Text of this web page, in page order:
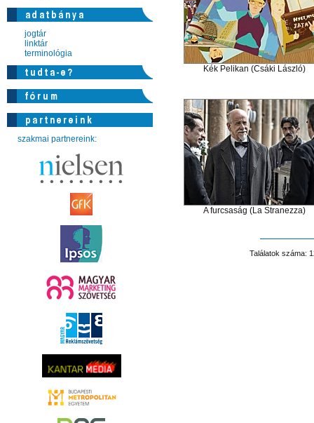
jogtár
linktár
terminológia
szakmai partnereink:
Kék Pelikan (Csáki László)
A furcsaság (La Stranezza)
Találatok